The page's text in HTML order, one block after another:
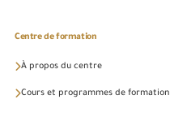
Centre de formation
À propos du centre
Cours et programmes de formation